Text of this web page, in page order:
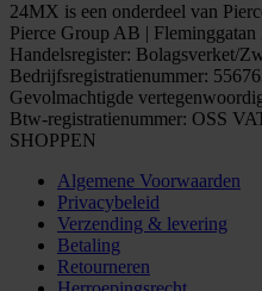
24MX is een onderdeel van
Pierce Group AB |
Handelsregister: Bolagsverket/
Bedrijfsregistratienummer:
Gevolmachtigde
Btw-registratienummer: OSS
SHOPPEN
Algemene Voorwaarden
Privacybeleid
Verzending & levering
Betaling
Retourneren